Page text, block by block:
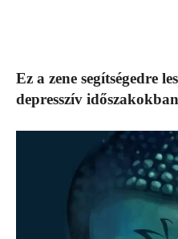
Ez a zene segítségedre
depresszív